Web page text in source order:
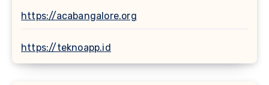
https://acabangalore.org
https://teknoapp.id